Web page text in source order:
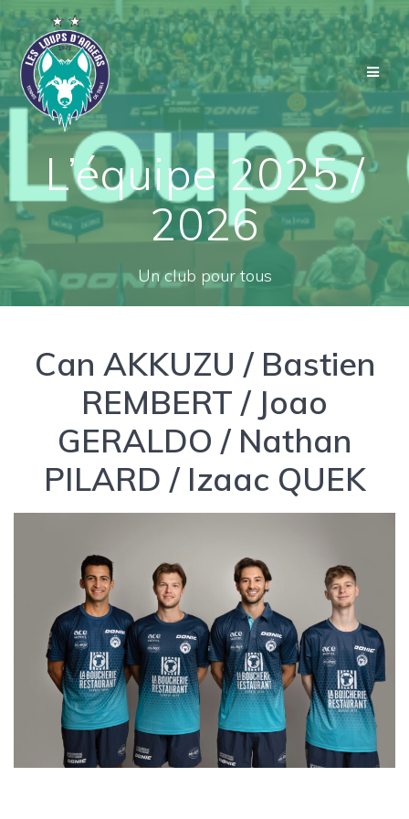
Passer
au
contenu
L’équipe 2025 /
2026
Un club pour tous
Can AKKUZU / Bastien
REMBERT / Joao
GERALDO / Nathan
PILARD / Izaac QUEK